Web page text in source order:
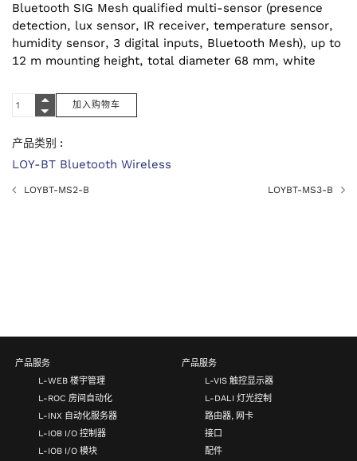
Bluetooth SIG Mesh qualified multi-sensor (presence
detection, lux sensor, IR receiver, temperature sensor,
humidity sensor, 3 digital inputs, Bluetooth Mesh), up to
12 m mounting height, total diameter 68 mm, white
产品类别 :
LOY-BT Bluetooth Wireless
LOYBT-MS2-B LOYBT-MS3-B
产品服务
L-WEB 楼宇管理
L-ROC 房间自动化
L-INX 自动化服务器
L-IOB I/O 控制器
L-IOB I/O 模块
产品服务
L-VIS 触控显示器
L-DALI 灯光控制
路由器, 网卡
接口
配件